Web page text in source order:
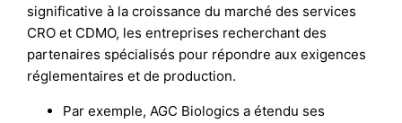
significative à la croissance du marché des services
CRO et CDMO, les entreprises recherchant des
partenaires spécialisés pour répondre aux exigences
réglementaires et de production.
Par exemple, AGC Biologics a étendu ses